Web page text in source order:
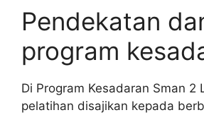
Pendekatan
program
Di Program Kesadaran Sman 2
pelatihan disajikan kepada